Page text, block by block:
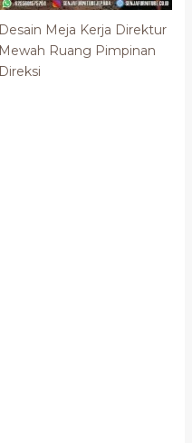
Desain Meja Kerja Direktur
Mewah Ruang Pimpinan
Direksi